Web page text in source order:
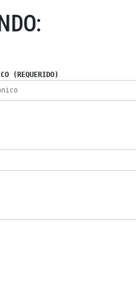
(REQUERIDO)